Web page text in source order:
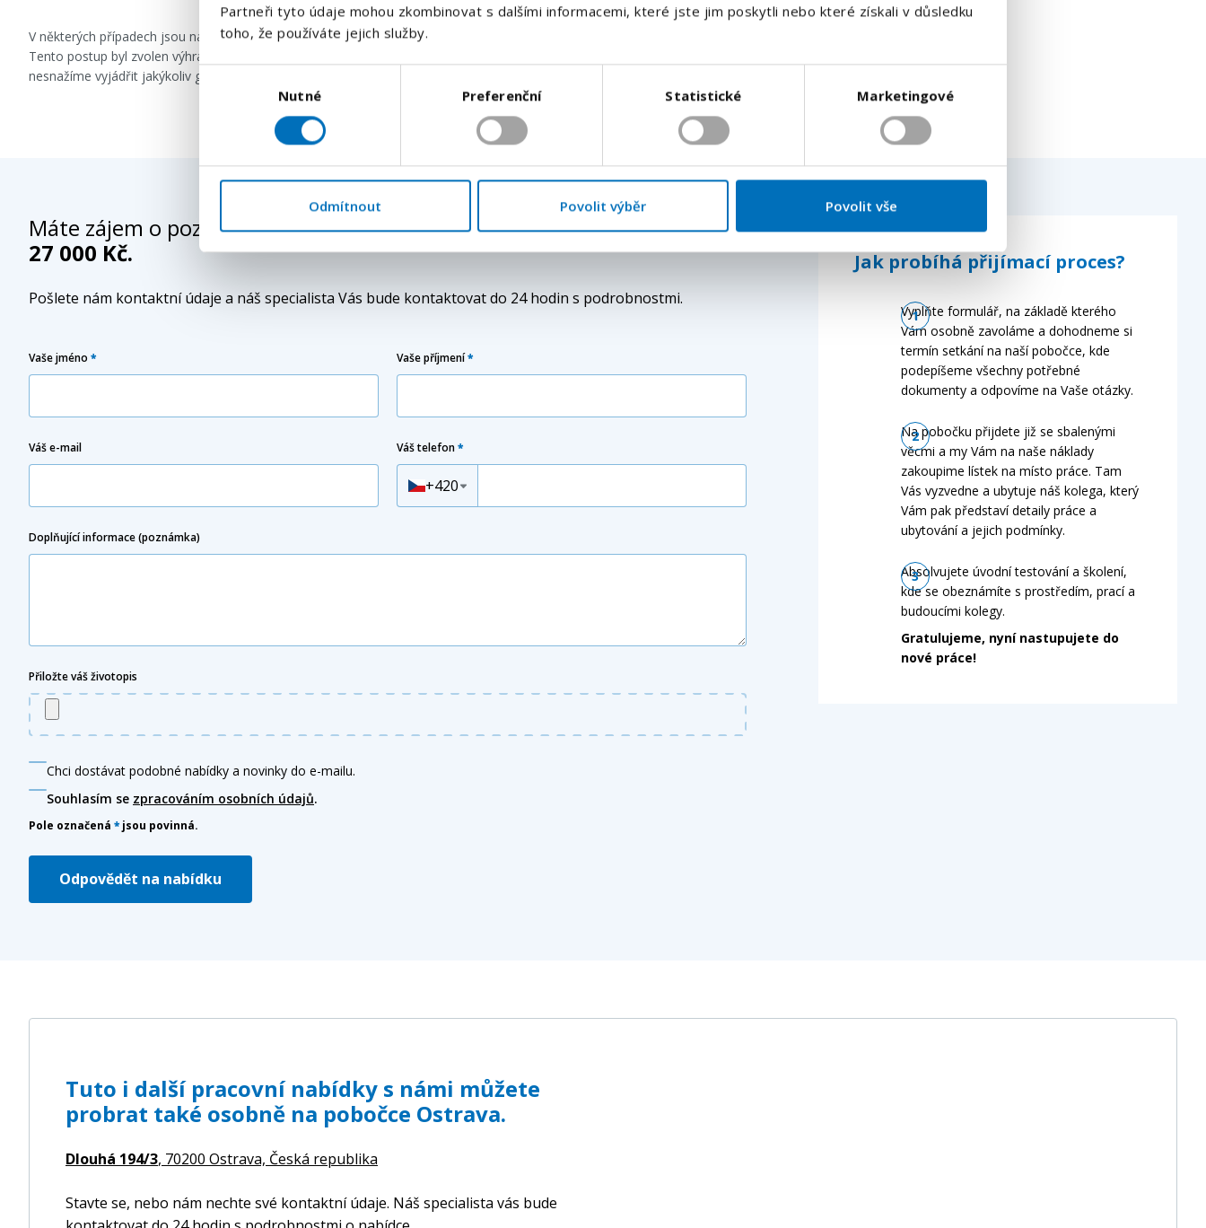
Partneři tyto údaje mohou zkombinovat s dalšími informacemi, které jste jim poskytli nebo které získali v důsledku
toho, že používáte jejich služby.
Výběr
Nutné Preferenční Statistické Marketingové
Odmítnout Povolit výběr Povolit vše
V některých případech jsou naše inzeráty formulovány s použitím buď ženského nebo mužského rodového tvaru.
Tento postup byl zvolen výhradně za účelem zachování co největší srozumitelnosti textu. Tímto způsobem se nijak
nesnažíme vyjádřit jakýkoliv genderový předsudek či diskriminaci vůči zájemcům a zájemkyním o volná pracovní místa.
Máte zájem o pozici- Výroba karet. Práce pro muže i ženy. Mzda od
27 000 Kč.
Pošlete nám kontaktní údaje a náš specialista Vás bude kontaktovat do 24 hodin s podrobnostmi.
Vaše jméno * Vaše příjmení*
Váš e-mail Váš telefon*
+420
Doplňující informace (poznámka)
Přiložte váš životopis
Chci dostávat podobné nabídky a novinky do e-mailu.
Souhlasím se zpracováním osobních údajů.
Pole označená * jsou povinná.
Odpovědět na nabídku
Jak probíhá přijímací proces?
Vyplňte formulář, na základě kterého
Vám osobně zavoláme a dohodneme si
termín setkání na naší pobočce, kde
podepíšeme všechny potřebné
dokumenty a odpovíme na Vaše otázky.
Na pobočku přijdete již se sbalenými
věcmi a my Vám na naše náklady
zakoupime lístek na místo práce. Tam
Vás vyzvedne a ubytuje náš kolega, který
Vám pak představí detaily práce a
ubytování a jejich podmínky.
Absolvujete úvodní testování a školení,
kde se obeznámíte s prostředím, prací a
budoucími kolegy.
Gratulujeme, nyní nastupujete do
nové práce!
Tuto i další pracovní nabídky s námi můžete
probrat také osobně na pobočce Ostrava.
Dlouhá 194/3, 70200 Ostrava, Česká republika
Stavte se, nebo nám nechte své kontaktní údaje. Náš specialista vás bude
Odesláním souhlasíte sezpracováním osobních údajů.
Odeslat